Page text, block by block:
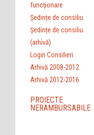
funcţionare
Ședințe de consiliu
Ședințe de consiliu
(arhivă)
Login Consilieri
Arhivă 2008-2012
Arhivă 2012-2016
PROIECTE
NERAMBURSABILE